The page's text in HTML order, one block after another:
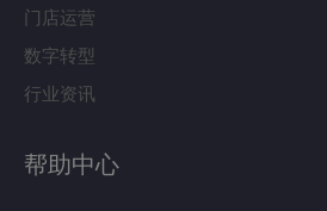
门店运营
数字转型
行业资讯
帮助中心